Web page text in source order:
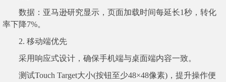
数据：亚马逊研究显示，页面加载时间每延长1秒，转化
率下降7%。
2. 移动端优先
采用响应式设计，确保手机端与桌面端内容一致。
测试Touch Target大小(按钮至少48×48像素)，提升操作便